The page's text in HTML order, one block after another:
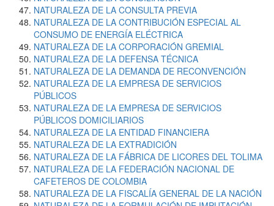
NATURALEZA DE LA CONSULTA PREVIA
NATURALEZA DE LA CONTRIBUCIÓN ESPECIAL AL
CONSUMO DE ENERGÍA ELÉCTRICA
NATURALEZA DE LA CORPORACIÓN GREMIAL
NATURALEZA DE LA DEFENSA TÉCNICA
NATURALEZA DE LA DEMANDA DE RECONVENCIÓN
NATURALEZA DE LA EMPRESA DE SERVICIOS
PÚBLICOS
NATURALEZA DE LA EMPRESA DE SERVICIOS
PÚBLICOS DOMICILIARIOS
NATURALEZA DE LA ENTIDAD FINANCIERA
NATURALEZA DE LA EXTRADICIÓN
NATURALEZA DE LA FÁBRICA DE LICORES DEL TOLIMA
NATURALEZA DE LA FEDERACIÓN NACIONAL DE
CAFETEROS DE COLOMBIA
NATURALEZA DE LA FISCALÍA GENERAL DE LA NACIÓN